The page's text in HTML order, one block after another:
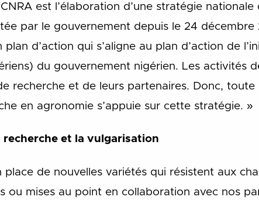
est l’élaboration d’une stratégie
par le gouvernement depuis le 24 décembre
plan d’action qui s’aligne au plan d’action de
du gouvernement nigérien. Les activités
recherche et de leurs partenaires. Donc,
en agronomie s’appuie sur cette stratégie. »
recherche et la vulgarisation
de nouvelles variétés qui résistent aux
ou mises au point en collaboration avec nos